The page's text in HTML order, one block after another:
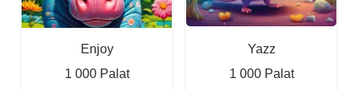
Enjoy
1 000 Palat
Yazz
1 000 Palat